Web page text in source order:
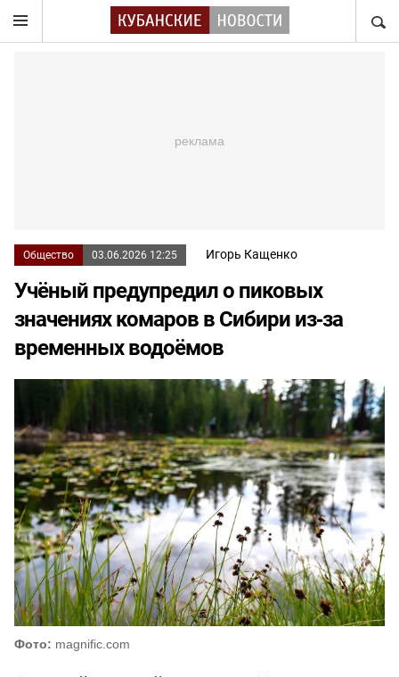
Общество 03.06.2026 12:25 Игорь Кащенко
Учёный предупредил о пиковых
значениях комаров в Сибири из‑за
временных водоёмов
Фото: magnific.com